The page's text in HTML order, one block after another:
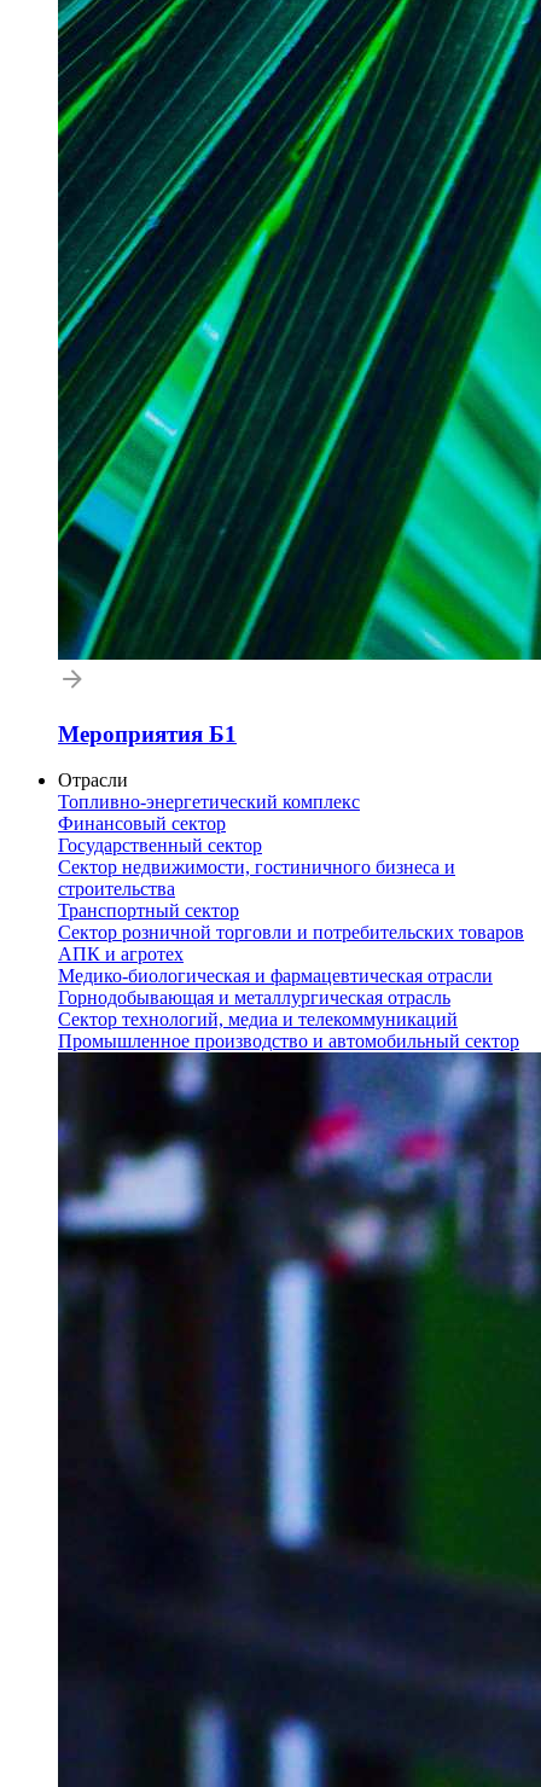
Мероприятия Б1
Отрасли
Топливно-энергетический комплекс
Финансовый сектор
Государственный сектор
Сектор недвижимости, гостиничного бизнеса и
строительства
Транспортный сектор
Сектор розничной торговли и потребительских товаров
АПК и агротех
Медико-биологическая и фармацевтическая отрасли
Горнодобывающая и металлургическая отрасль
Сектор технологий, медиа и телекоммуникаций
Промышленное производство и автомобильный сектор